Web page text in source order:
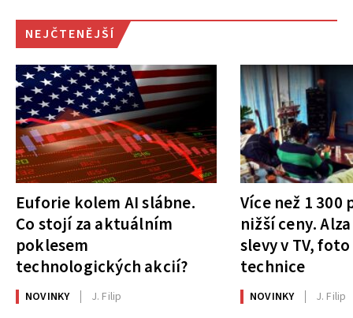
NEJČTENĚJŠÍ
Euforie kolem AI slábne.
Co stojí za aktuálním
poklesem
technologických akcií?
NOVINKY J. Filip
Více než 1
nižší ceny.
slevy v TV,
technice
NOVINKY J. Filip